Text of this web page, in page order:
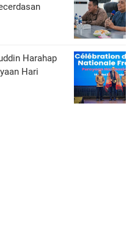
Harahap
Hari